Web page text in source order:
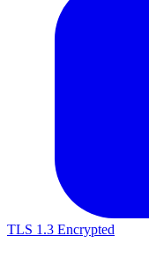
TLS 1.3 Encrypted